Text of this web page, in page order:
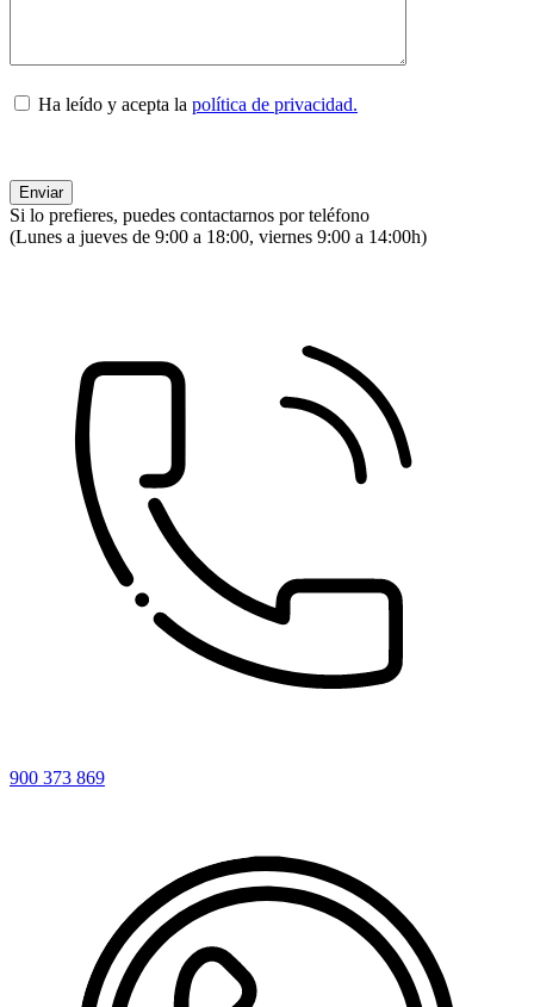
Ha leído y acepta la política de privacidad.
Si lo prefieres, puedes contactarnos por teléfono
(Lunes a jueves de 9:00 a 18:00, viernes 9:00 a 14:00h)
900 373 869